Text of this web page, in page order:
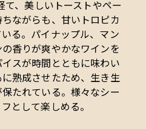
て、美しいトーストやペー
ながらも、甘いトロピカ
る。パイナップル、マン
香りが爽やかなワインを
スが時間とともに味わい
熟成させたため、生き生
たれている。様々なシー
として楽しめる。